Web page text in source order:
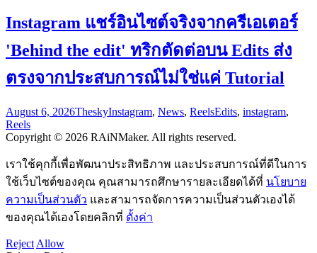
Instagram แชร์อินไซต์จริงจากครีเอเตอร์
'Behind the edit' ทริกตัดต่อบน Edits ส่ง
ตรงจากประสบการณ์ไม่ใช่แค่ Tutorial
August 6, 2026TheskyInstagram, News, ReelsEdits, instagram,
Reels
Copyright © 2026 RAiNMaker. All rights reserved.
เราใช้คุกกี้เพื่อพัฒนาประสิทธิภาพ และประสบการณ์ที่ดีในการ
ใช้เว็บไซต์ของคุณ คุณสามารถศึกษารายละเอียดได้ที่ นโยบาย
ความเป็นส่วนตัว และสามารถจัดการความเป็นส่วนตัวเองได้
ของคุณได้เองโดยคลิกที่ ตั้งค่า
Reject Allow